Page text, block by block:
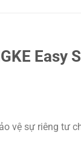
Easy
vệ sự riêng tư